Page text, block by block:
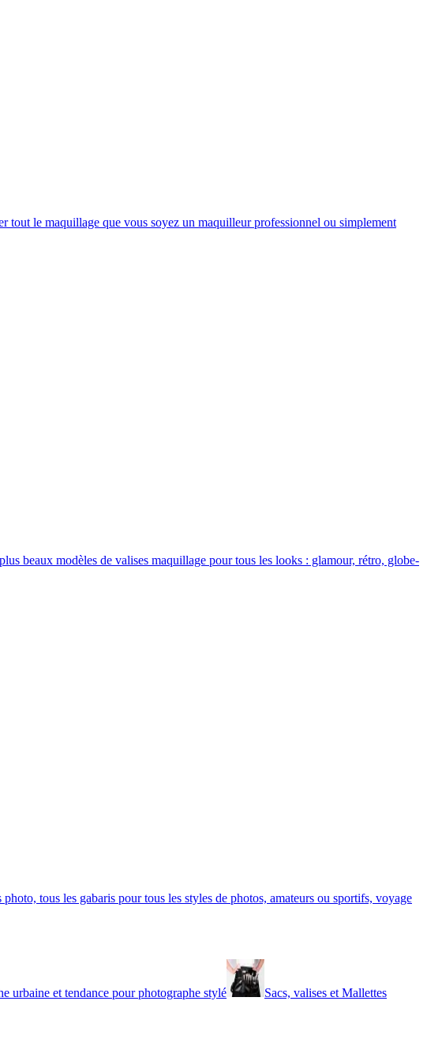
tout le maquillage que vous soyez un maquilleur professionnel ou simplement
beaux modèles de valises maquillage pour tous les looks : glamour, rétro, globe-
tous les gabaris pour tous les styles de photos, amateurs ou sportifs, voyage
urbaine et tendance pour photographe stylé Sacs, valises et Mallettes